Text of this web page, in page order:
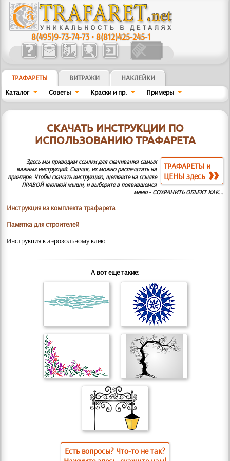
8(495)9-73-74-73 •8(812)425-245-1
ТРАФАРЕТЫ ВИТРАЖИ
НАКЛЕЙКИ
Каталог
Советы Краски и пр. Примеры
СКАЧАТЬ ИНСТРУКЦИИ ПО
ИСПОЛЬЗОВАНИЮ ТРАФАРЕТА
ТРАФАРЕТЫ и
ЦЕНЫ здесь
Здесь мы приводим ссылки для скачивания самых
важных инструкций. Скачав, их можно распечатать на
принтере. Чтобы скачать инструкцию, щелкните на ссылке
ПРАВОЙ кнопкой мыши, и выберите в появившемся
меню - СОХРАНИТЬ ОБЪЕКТ КАК...
Инструкция из комплекта трафарета
Памятка для строителей
Инструкция к аэрозольному клею
А вот еще такие:
Есть вопросы? Что-то не так?